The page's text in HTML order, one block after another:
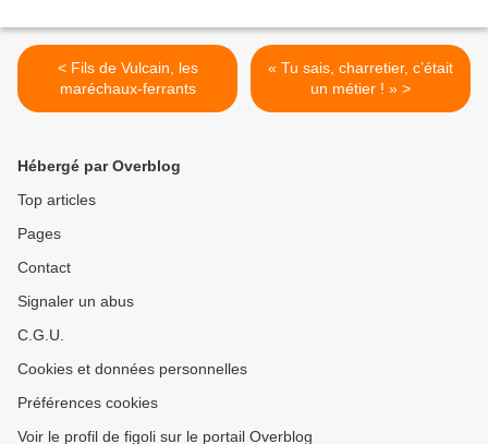
< Fils de Vulcain, les
maréchaux-ferrants
« Tu sais, charretier, c’était
un métier ! » >
Hébergé par Overblog
Top articles
Pages
Contact
Signaler un abus
C.G.U.
Cookies et données personnelles
Préférences cookies
Voir le profil de figoli sur le portail Overblog